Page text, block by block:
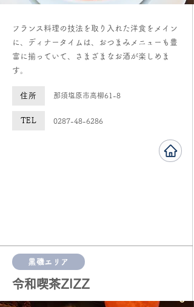
​フランス料理の技法を取り入れた洋食をメイン
に、ディナータイムは、おつまみメニューも豊
富に揃っていて、さまざまなお酒が楽しめま
す。
住所 ​那須塩原市高柳61-8
TEL 0287-48-6286
黒磯エリア
​令和喫茶ZIZZ